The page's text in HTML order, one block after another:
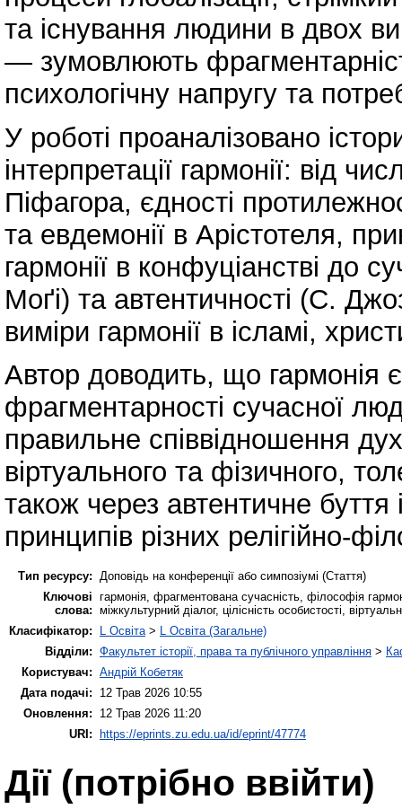
та існування людини в двох
— зумовлюють
психологічну напругу та
У роботі проаналізовано
інтерпретації гармонії: від
Піфагора, єдності
та евдемонії в Арістотеля,
гармонії в конфуціанстві до
Моґі) та автентичності (С.
виміри гармонії в ісламі,
Автор доводить, що гармонія
фрагментарності сучасної
правильне співвідношення
віртуального та фізичного,
також через автентичне
принципів різних релігійно-
Тип ресурсу: Доповідь на конференції або симпозіумі (Стаття)
Ключові
слова:
гармонія, фрагментована сучасність, філософія
міжкультурний діалог, цілісність особистості,
Класифікатор:
L Освіта> L Освіта (Загальне)
Відділи: Факультет історії, права та публічного управління >
Користувач: Андрій Кобетяк
Дата подачі:
12 Трав 2026 10:55
Оновлення:
12 Трав 2026 11:20
URI:
https://eprints.zu.edu.ua/id/eprint/47774
Дії ​​(потрібно ввійти)